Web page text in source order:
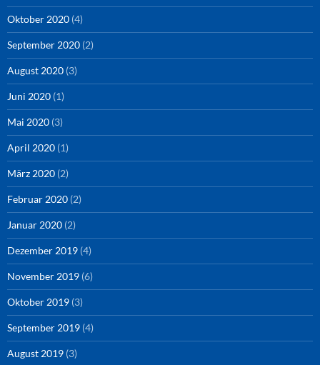
Oktober 2020 (4)
September 2020 (2)
August 2020 (3)
Juni 2020 (1)
Mai 2020 (3)
April 2020 (1)
März 2020 (2)
Februar 2020 (2)
Januar 2020 (2)
Dezember 2019 (4)
November 2019 (6)
Oktober 2019 (3)
September 2019 (4)
August 2019 (3)